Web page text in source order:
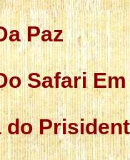
Paz
Safari
do